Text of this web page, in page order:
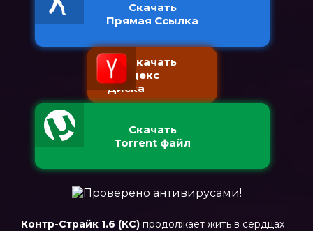
Скачать
Прямая Ссылка
Скачать
с Яндекс
Диска
Скачать
Torrent файл
Контр-Страйк 1.6 (КС) продолжает жить в сердцах